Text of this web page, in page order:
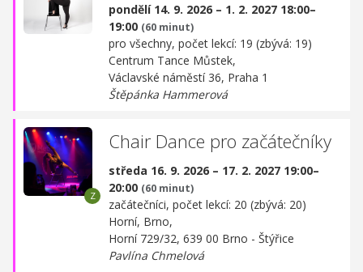
pondělí 14. 9. 2026 – 1. 2. 2027 18:00–
19:00 (60 minut)
pro všechny, počet lekcí: 19 (zbývá: 19)
Centrum Tance Můstek,
Václavské náměstí 36, Praha 1
Štěpánka Hammerová
Chair Dance pro začátečníky
středa 16. 9. 2026 – 17. 2. 2027 19:00–
20:00 (60 minut)
začátečníci, počet lekcí: 20 (zbývá: 20)
Horní, Brno,
Horní 729/32, 639 00 Brno - Štýřice
Pavlína Chmelová